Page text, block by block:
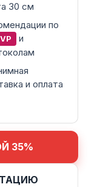
30 см
по
и
и оплата
35%